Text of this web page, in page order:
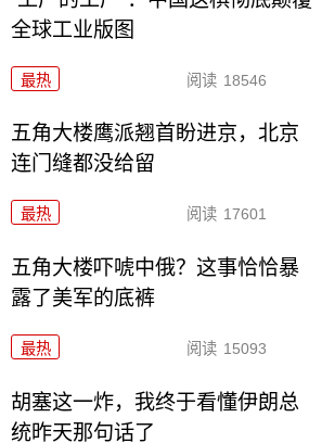
全球工业版图
最热 阅读 18546
五角大楼鹰派翘首盼进京，北京
连门缝都没给留
最热 阅读 17601
五角大楼吓唬中俄？这事恰恰暴
露了美军的底裤
最热 阅读 15093
胡塞这一炸，我终于看懂伊朗总
统昨天那句话了